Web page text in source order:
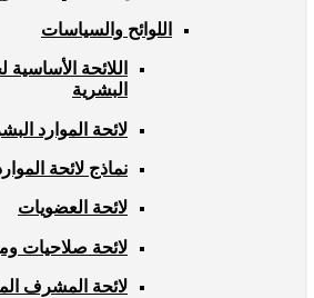
اللوائح والسياسات
اللائحة
البشرية
لائحة الموارد
نماذج لائحة
لائحة العضويات
لائحة صلاحيات
لائحة المشرف